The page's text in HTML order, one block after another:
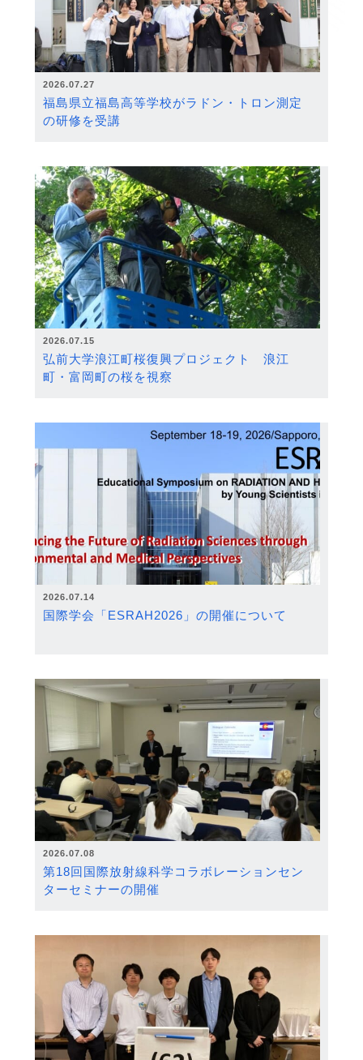
2026.07.27
福島県立福島高等学校がラドン・トロン測定
の研修を受講
2026.07.15
弘前大学浪江町桜復興プロジェクト 浪江
町・富岡町の桜を視察
2026.07.14
国際学会「ESRAH2026」の開催について
2026.07.08
第18回国際放射線科学コラボレーションセン
ターセミナーの開催